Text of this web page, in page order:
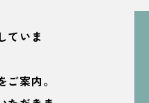
ていま
案内。